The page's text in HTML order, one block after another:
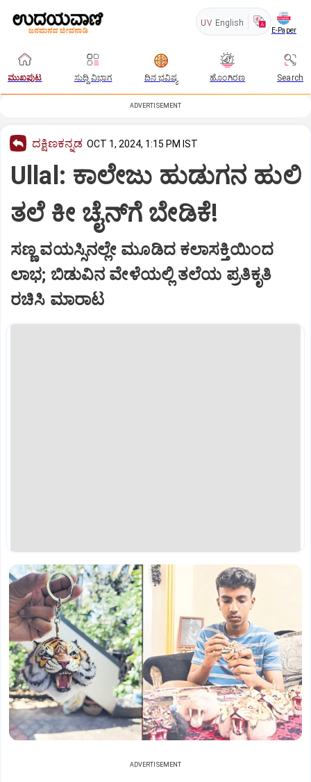
UV English
E-Paper
ಮುಖಪುಟ ಸುದ್ದಿ ವಿಭಾಗ ದಿನ ಭವಿಷ್ಯ ಹೊಂಗಿರಣ Search
ADVERTISEMENT
ದಕ್ಷಿಣಕನ್ನಡ OCT 1, 2024, 1:15 PM IST
Ullal: ಕಾಲೇಜು ಹುಡುಗನ ಹುಲಿ
ತಲೆ ಕೀ ಚೈನ್‌ಗೆ ಬೇಡಿಕೆ!
ಸಣ್ಣ ವಯಸ್ಸಿನಲ್ಲೇ ಮೂಡಿದ ಕಲಾಸಕ್ತಿಯಿಂದ
ಲಾಭ; ಬಿಡುವಿನ ವೇಳೆಯಲ್ಲಿ ತಲೆಯ ಪ್ರತಿಕೃತಿ
ರಚಿಸಿ ಮಾರಾಟ
ADVERTISEMENT